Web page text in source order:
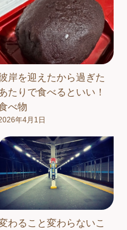
岸を迎えたから過ぎた
たりで食べるといい！
べ物
年4月1日
わること変わらないこ